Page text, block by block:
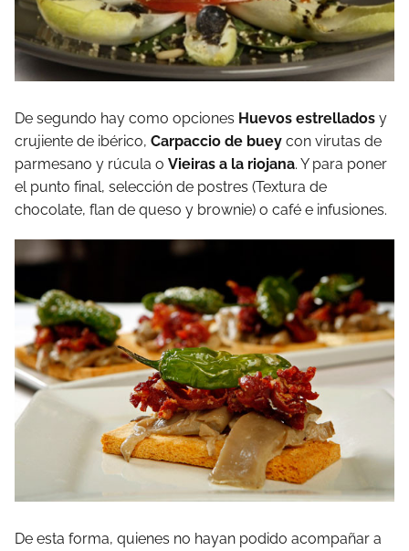
De segundo hay como opciones Huevos estrellados y
crujiente de ibérico, Carpaccio de buey con virutas de
parmesano y rúcula o Vieiras a la riojana. Y para poner
el punto final, selección de postres (Textura de
chocolate, flan de queso y brownie) o café e infusiones.
De esta forma, quienes no hayan podido acompañar a